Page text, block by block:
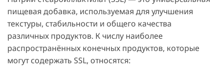
пищевая добавка, используемая для улучшения
текстуры, стабильности и общего качества
различных продуктов. К числу наиболее
распространённых конечных продуктов, которые
могут содержать SSL, относятся: